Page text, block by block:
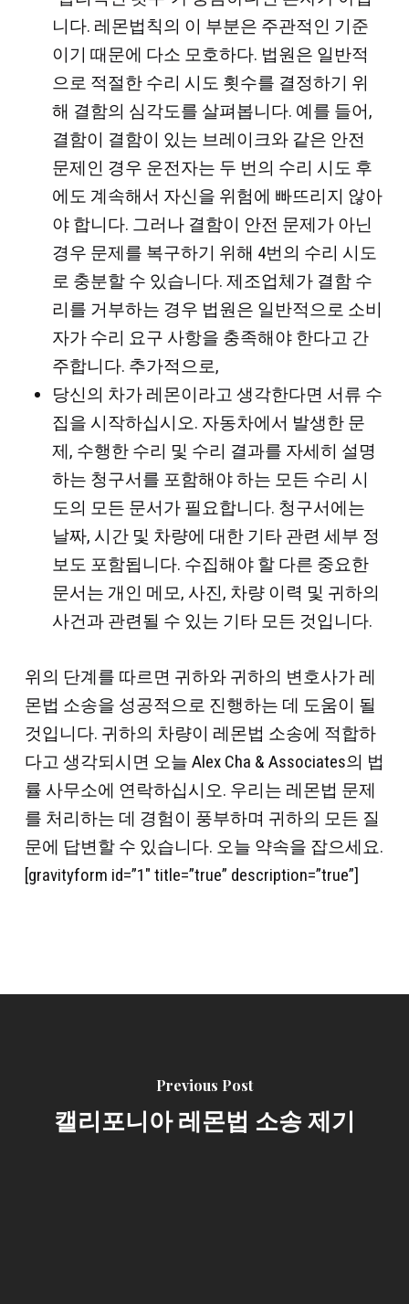
니다. 레몬법칙의 이 부분은 주관적인 기준
이기 때문에 다소 모호하다. 법원은 일반적
으로 적절한 수리 시도 횟수를 결정하기 위
해 결함의 심각도를 살펴봅니다. 예를 들어,
결함이 결함이 있는 브레이크와 같은 안전
문제인 경우 운전자는 두 번의 수리 시도 후
에도 계속해서 자신을 위험에 빠뜨리지 않아
야 합니다. 그러나 결함이 안전 문제가 아닌
경우 문제를 복구하기 위해 4번의 수리 시도
로 충분할 수 있습니다. 제조업체가 결함 수
리를 거부하는 경우 법원은 일반적으로 소비
자가 수리 요구 사항을 충족해야 한다고 간
주합니다. 추가적으로,
당신의 차가 레몬이라고 생각한다면 서류 수
집을 시작하십시오. 자동차에서 발생한 문
제, 수행한 수리 및 수리 결과를 자세히 설명
하는 청구서를 포함해야 하는 모든 수리 시
도의 모든 문서가 필요합니다. 청구서에는
날짜, 시간 및 차량에 대한 기타 관련 세부 정
보도 포함됩니다. 수집해야 할 다른 중요한
문서는 개인 메모, 사진, 차량 이력 및 귀하의
사건과 관련될 수 있는 기타 모든 것입니다.
위의 단계를 따르면 귀하와 귀하의 변호사가 레
몬법 소송을 성공적으로 진행하는 데 도움이 될
것입니다. 귀하의 차량이 레몬법 소송에 적합하
다고 생각되시면 오늘 Alex Cha & Associates의 법
률 사무소에 연락하십시오. 우리는 레몬법 문제
를 처리하는 데 경험이 풍부하며 귀하의 모든 질
문에 답변할 수 있습니다. 오늘 약속을 잡으세요.
[gravityform id=”1″ title=”true” description=”true”]
Previous Post
캘리포니아 레몬법 소송 제기